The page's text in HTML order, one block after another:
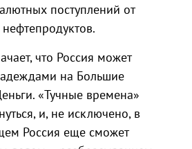
поступлений от
что Россия может
на Большие
«Тучные времена»
и, не исключено, в
Россия еще сможет